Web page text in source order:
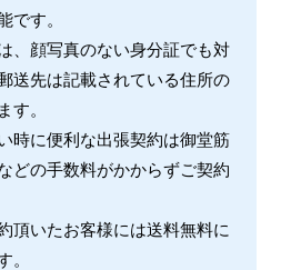
です。
、顔写真のない身分証でも対
送先は記載されている住所の
す。
時に便利な出張契約は御堂筋
どの手数料がかからずご契約
頂いたお客様には送料無料に
。